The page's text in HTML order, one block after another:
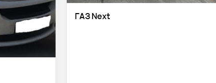
ГАЗ Next